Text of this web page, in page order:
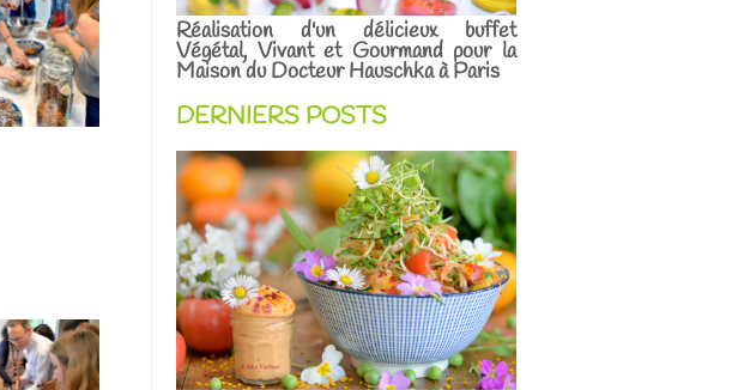
Réalisation d'un délicieux buffet
Végétal, Vivant et Gourmand pour la
Maison du Docteur Hauschka à Paris
DERNIERS POSTS